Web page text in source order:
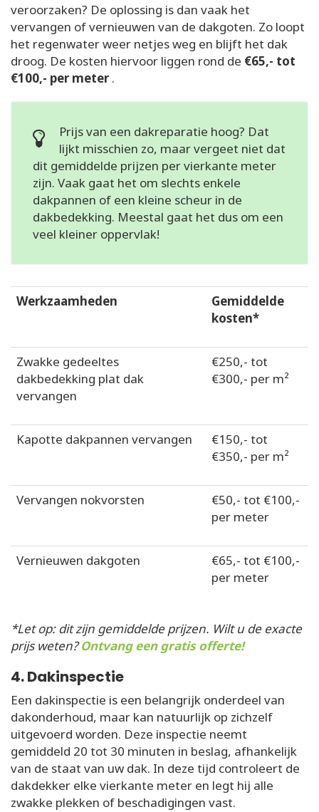
veroorzaken? De oplossing is dan vaak het
vervangen of vernieuwen van de dakgoten. Zo loopt
het regenwater weer netjes weg en blijft het dak
droog. De kosten hiervoor liggen rond de €65,- tot
€100,- per meter.
Prijs van een dakreparatie hoog? Dat
lijkt misschien zo, maar vergeet niet dat
dit gemiddelde prijzen per vierkante meter
zijn. Vaak gaat het om slechts enkele
dakpannen of een kleine scheur in de
dakbedekking. Meestal gaat het dus om een
veel kleiner oppervlak!
Werkzaamheden
Gemiddelde
kosten*
Zwakke gedeeltes
dakbedekking plat dak
vervangen
€250,- tot
€300,- per m²
Kapotte dakpannen vervangen
€150,- tot
€350,- per m²
Vervangen nokvorsten
€50,- tot €100,-
per meter
Vernieuwen dakgoten
€65,- tot €100,-
per meter
*Let op: dit zijn gemiddelde prijzen. Wilt u de exacte
prijs weten?Ontvang een gratis offerte!
4. Dakinspectie
Een dakinspectie is een belangrijk onderdeel van
dakonderhoud, maar kan natuurlijk op zichzelf
uitgevoerd worden. Deze inspectie neemt
gemiddeld 20 tot 30 minuten in beslag, afhankelijk
van de staat van uw dak. In deze tijd controleert de
dakdekker elke vierkante meter en legt hij alle
zwakke plekken of beschadigingen vast.